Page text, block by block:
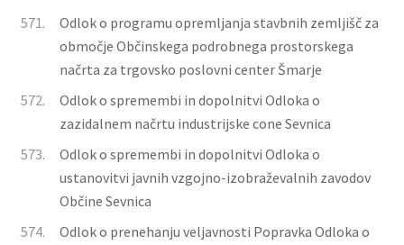
571.
Odlok o programu opremljanja stavbnih zemljišč za
območje Občinskega podrobnega prostorskega
načrta za trgovsko poslovni center Šmarje
572.
Odlok o spremembi in dopolnitvi Odloka o
zazidalnem načrtu industrijske cone Sevnica
573.
Odlok o spremembi in dopolnitvi Odloka o
ustanovitvi javnih vzgojno-izobraževalnih zavodov
Občine Sevnica
574.
Odlok o prenehanju veljavnosti Popravka Odloka o